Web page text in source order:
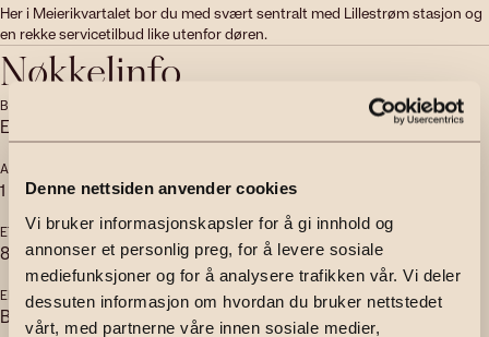
Denne nettsiden anvender cookies
Vi bruker informasjonskapsler for å gi innhold og
annonser et personlig preg, for å levere sosiale
mediefunksjoner og for å analysere trafikken vår. Vi deler
dessuten informasjon om hvordan du bruker nettstedet
vårt, med partnerne våre innen sosiale medier,
Her i Meierikvartalet bor du med svært sentralt med Lillestrøm stasjon og
Nøkkelinfo
BOLIGTYPE
Eierseksjon
ANTALL SOVEROM
1 1
ETASJE
8
BYGGEÅR
2023
ENERGIMERKING
B
TOMTEAREAL
5519 m (eiet)